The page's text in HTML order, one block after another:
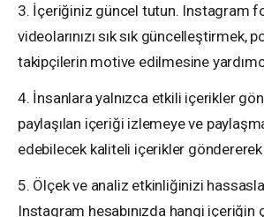
3. İçeriğiniz güncel tutun. Instagram
videolarınızı sık sık güncelleştirmek,
takipçilerin motive edilmesine
4. İnsanlara yalnızca etkili içerikler
paylaşılan içeriği izlemeye ve
edebilecek kaliteli içerikler göndererek
5. Ölçek ve analiz etkinliğinizi
Instagram hesabınızda hangi içeriğin